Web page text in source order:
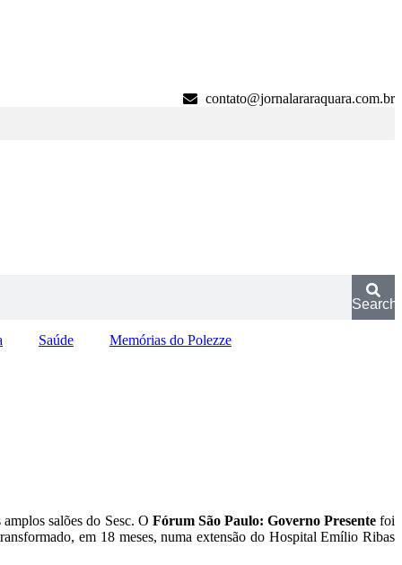
contato@jornalararaquara.com.br
Search
Saúde
Memórias do Polezze
salões do Sesc. O Fórum São Paulo: Governo Presentefoi
em 18 meses, numa extensão do Hospital Emílio Ribas